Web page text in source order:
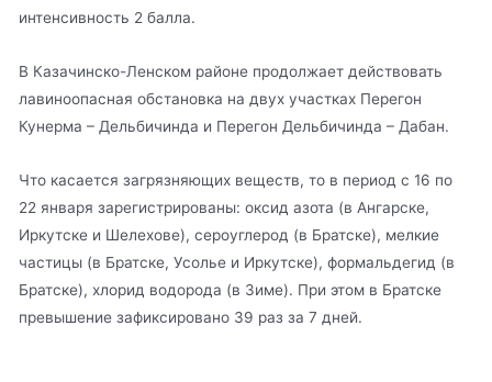
интенсивность 2 балла.
В Казачинско-Ленском районе продолжает действовать
лавиноопасная обстановка на двух участках Перегон
Кунерма – Дельбичинда и Перегон Дельбичинда – Дабан.
Что касается загрязняющих веществ, то в период с 16 по
22 января зарегистрированы: оксид азота (в Ангарске,
Иркутске и Шелехове), сероуглерод (в Братске), мелкие
частицы (в Братске, Усолье и Иркутске), формальдегид (в
Братске), хлорид водорода (в Зиме). При этом в Братске
превышение зафиксировано 39 раз за 7 дней.